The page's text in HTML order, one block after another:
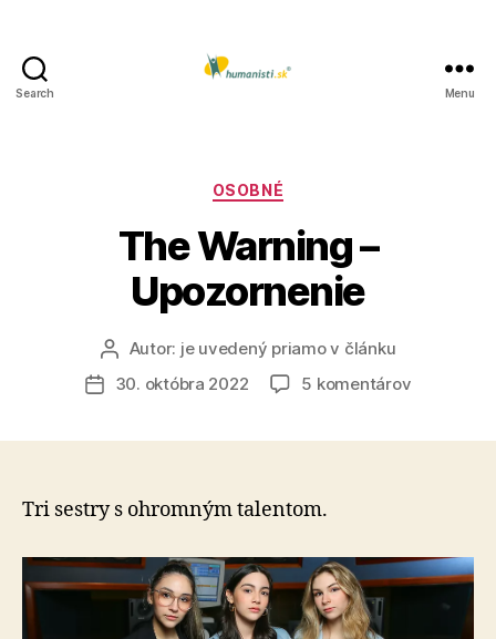
Search Menu
Kategórie
OSOBNÉ
The Warning –
Upozornenie
Autor
článku
Autor: je uvedený priamo v článku
Dátum30. októbra 2022 5 komentárovna
Tri sestry s ohromným talentom.